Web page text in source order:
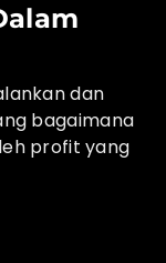
dan
bagaimana
profit yang